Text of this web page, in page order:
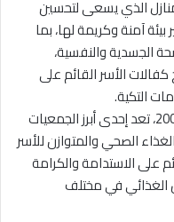
الذي يسعى لتحسين
آمنة وكريمة لها، بما
الجسدية والنفسية،
الأسر القائم على
التكية.
يُذكر أن تكية أم علي، التي تأسست عام 2003، تعد إحدى أبرز الجمعيات
الصحي والمتوازن للأسر
على الاستدامة والكرامة
الغذائي في مختلف